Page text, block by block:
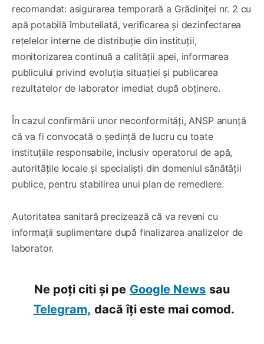
recomandat: asigurarea temporară a Grădiniței nr. 2 cu
apă potabilă îmbuteliată, verificarea și dezinfectarea
rețelelor interne de distribuție din instituții,
monitorizarea continuă a calității apei, informarea
publicului privind evoluția situației și publicarea
rezultatelor de laborator imediat după obținere.
În cazul confirmării unor neconformități, ANSP anunță
că va fi convocată o ședință de lucru cu toate
instituțiile responsabile, inclusiv operatorul de apă,
autoritățile locale și specialiști din domeniul sănătății
publice, pentru stabilirea unui plan de remediere.
Autoritatea sanitară precizează că va reveni cu
informații suplimentare după finalizarea analizelor de
laborator.
Ne poți citi și pe Google News sau
Telegram, dacă îți este mai comod.